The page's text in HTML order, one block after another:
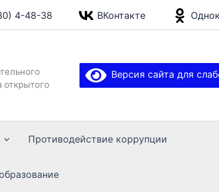
4-48-38 ВКонтакте
Версия сайта для
Противодействие коррупции